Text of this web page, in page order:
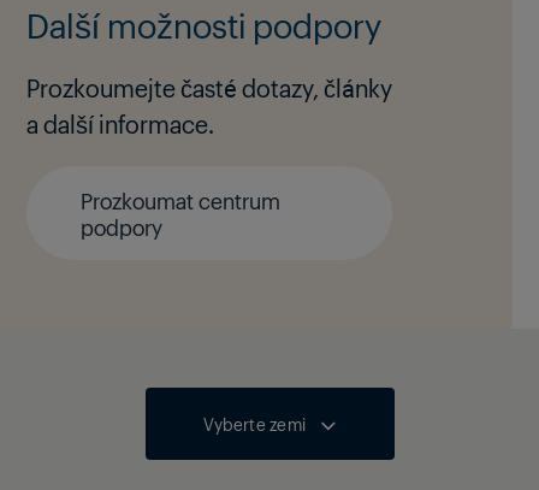
Další možnosti podpory
Prozkoumejte časté dotazy, články
a další informace.
Prozkoumat centrum
podpory
Vyberte zemi